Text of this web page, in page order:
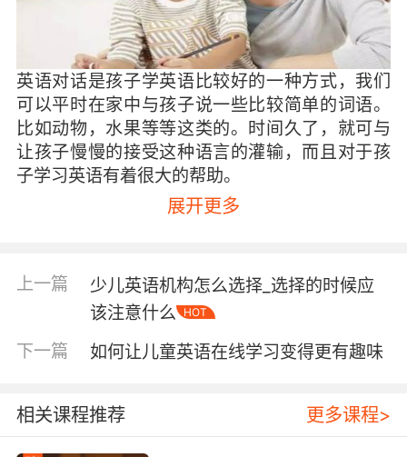
英语对话是孩子学英语比较好的一种方式，我们
可以平时在家中与孩子说一些比较简单的词语。
比如动物，水果等等这类的。时间久了，就可与
让孩子慢慢的接受这种语言的灌输，而且对于孩
子学习英语有着很大的帮助。
绘本对于孩子英语也是有不小的帮助，适合小孩
激发孩子对于这种语言的兴趣，让孩子开心的学
习基础的英语。除了绘本之外，一些学习软件我
行搜索，这样对于孩子的理解能力和记忆能力都
相对于绘本，软件来说，学习英语还要贵在坚
展开更多
上一篇
少儿英语机构怎么选择_选择的时候应
该注意什么
HOT
下一篇 如何让儿童英语在线学习变得更有趣味
相关课程推荐 更多课程>